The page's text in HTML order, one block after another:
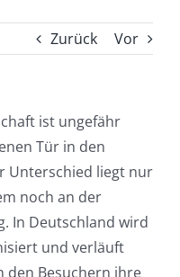
Zurück Vor
ist ungefähr
Tür in den
Unterschied liegt nur
noch an der
In Deutschland wird
und verläuft
den Besuchern ihre